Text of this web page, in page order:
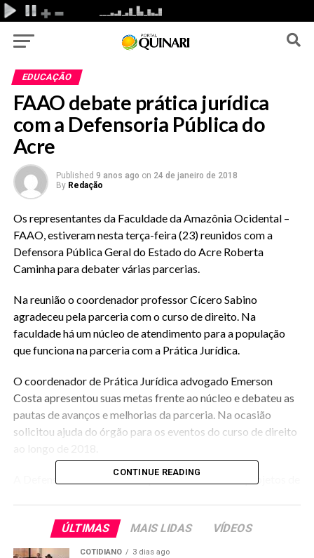
EDUCAÇÃO
FAAO debate prática jurídica
com a Defensoria Pública do
Acre
Published 9 anos ago on 24 de janeiro de 2018
By Redação
Os representantes da Faculdade da Amazônia Ocidental –
FAAO, estiveram nesta terça-feira (23) reunidos com a
Defensora Pública Geral do Estado do Acre Roberta
Caminha para debater várias parcerias.
Na reunião o coordenador professor Cícero Sabino
agradeceu pela parceria com o curso de direito. Na
faculdade há um núcleo de atendimento para a população
que funciona na parceria com a Prática Jurídica.
O coordenador de Prática Jurídica advogado Emerson
Costa apresentou suas metas frente ao núcleo e debateu as
pautas de avanços e melhorias da parceria. Na ocasião
solicitou ajuda do órgão para os eventos do curso de direito
A Defensora Pública Geral apresentou inúmeros projetos de
a FAAO permanecerá em 2018 e novos avanços foram
anunciados.
CONTINUE READING
ÚLTIMAS MAIS LIDAS VÍDEOS
COTIDIANO 3 dias ago